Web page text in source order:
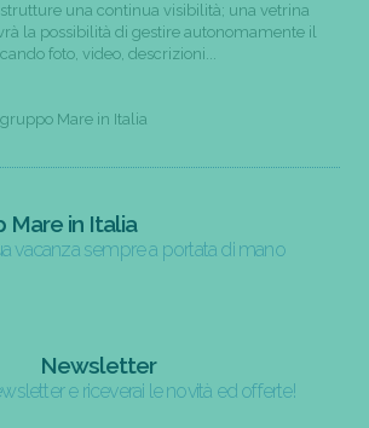
una continua visibilità; una vetrina
la possibilità di gestire autonomamente il
foto, video, descrizioni...
Mare in Italia
Mare in Italia
vacanza sempre a portata di mano
Newsletter
e riceverai le novità ed offerte!